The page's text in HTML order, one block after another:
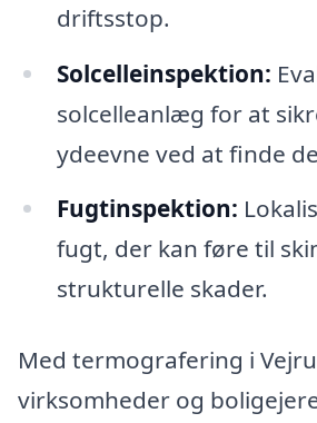
driftsstop.
Solcelleinspektion:
solcelleanlæg for at
ydeevne ved at finde
Fugtinspektion:
fugt, der kan føre til
strukturelle skader.
Med termografering i
virksomheder og